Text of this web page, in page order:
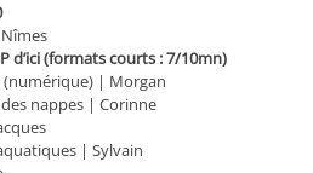
d’ici (formats courts : 7/10mn)
(numérique) | Morgan
nappes | Corinne
| Sylvain